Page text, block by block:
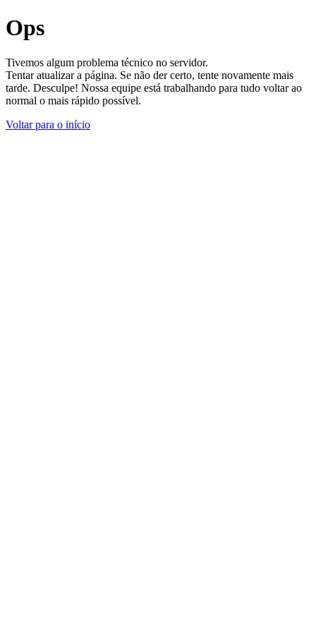
Ops
Tivemos algum problema técnico no servidor.
Tentar atualizar a página. Se não der certo, tente novamente mais
tarde. Desculpe! Nossa equipe está trabalhando para tudo voltar ao
normal o mais rápido possível.
Voltar para o início